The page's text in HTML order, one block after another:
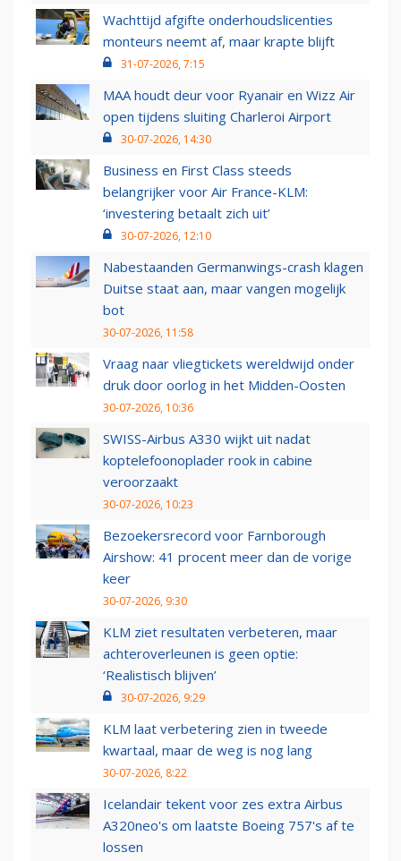
Wachttijd afgifte onderhoudslicenties
monteurs neemt af, maar krapte blijft
31-07-2026, 7:15
MAA houdt deur voor Ryanair en Wizz Air
open tijdens sluiting Charleroi Airport
30-07-2026, 14:30
Business en First Class steeds
belangrijker voor Air France-KLM:
‘investering betaalt zich uit’
30-07-2026, 12:10
Nabestaanden Germanwings-crash klagen
Duitse staat aan, maar vangen mogelijk
bot
30-07-2026, 11:58
Vraag naar vliegtickets wereldwijd onder
druk door oorlog in het Midden-Oosten
30-07-2026, 10:36
SWISS-Airbus A330 wijkt uit nadat
koptelefoonoplader rook in cabine
veroorzaakt
30-07-2026, 10:23
Bezoekersrecord voor Farnborough
Airshow: 41 procent meer dan de vorige
keer
30-07-2026, 9:30
KLM ziet resultaten verbeteren, maar
achteroverleunen is geen optie:
‘Realistisch blijven’
30-07-2026, 9:29
KLM laat verbetering zien in tweede
kwartaal, maar de weg is nog lang
30-07-2026, 8:22
Icelandair tekent voor zes extra Airbus
A320neo's om laatste Boeing 757's af te
lossen